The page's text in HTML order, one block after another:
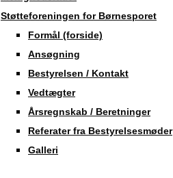
Støtteforeningen for Børnesporet
Formål (forside)
Ansøgning
Bestyrelsen / Kontakt
Vedtægter
Årsregnskab / Beretninger
Referater fra Bestyrelsesmøder
Galleri